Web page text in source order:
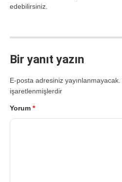
edebilirsiniz.
Bir yanıt yazın
E-posta adresiniz yayınlanmayacak.
işaretlenmişlerdir
Yorum *